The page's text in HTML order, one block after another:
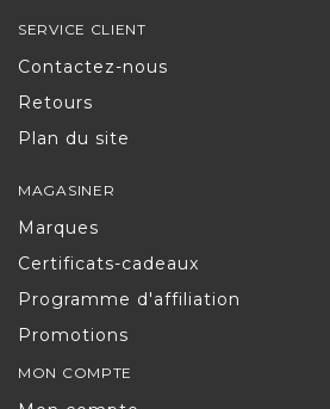
SERVICE CLIENT
Contactez-nous
Retours
Plan du site
MAGASINER
Marques
Certificats-cadeaux
Programme d'affiliation
Promotions
MON COMPTE